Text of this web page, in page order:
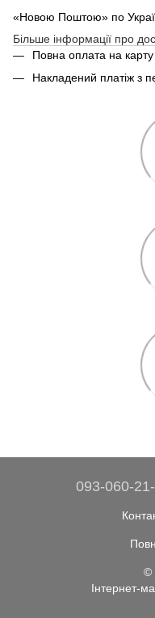
«Новою Поштою» по
Більше інформації про
Повна оплата на
Накладений платіж з
093-060-
©
Інтернет-